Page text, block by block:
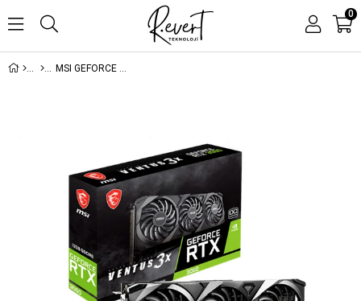
0
MSI GEFORCE RTX3060 VENTUS 3X 12G OC 12GB GDDR6 192BIT 1XHDMI 3XDP EKRAN KARTI